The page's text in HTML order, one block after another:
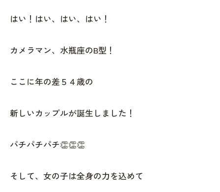
はい！はい、はい、はい！
カメラマン、水瓶座のB型！
ここに年の差５４歳の
新しいカップルが誕生しました！
パチパチパチ👏👏👏
そして、女の子は全身の力を込めて